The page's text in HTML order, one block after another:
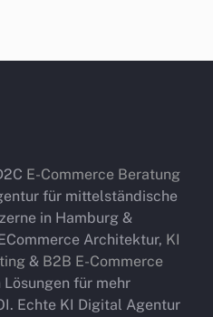
E-Commerce Beratung
für mittelständische
in Hamburg &
Architektur, KI
& B2B E-Commerce
für mehr
Echte KI Digital Agentur